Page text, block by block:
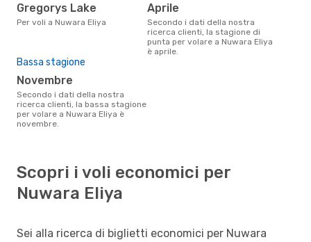
Gregorys Lake
Per voli a Nuwara Eliya
aprile
Secondo i dati della nostra
ricerca clienti, la stagione di
punta per volare a Nuwara Eliya
è aprile.
Bassa stagione
novembre
Secondo i dati della nostra
ricerca clienti, la bassa stagione
per volare a Nuwara Eliya è
novembre.
Scopri i voli economici per
Nuwara Eliya
Sei alla ricerca di biglietti economici per Nuwara